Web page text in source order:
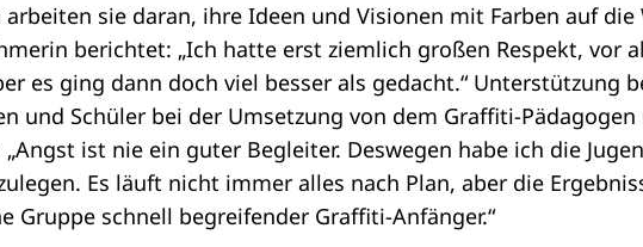
sie daran, ihre Ideen und Visionen mit Farben auf die
berichtet: „Ich hatte erst ziemlich großen Respekt, vor
es ging dann doch viel besser als gedacht.“ Unterstützung
und Schüler bei der Umsetzung von dem Graffiti-
ist nie ein guter Begleiter. Deswegen habe ich die
Es läuft nicht immer alles nach Plan, aber die
Gruppe schnell begreifender Graffiti-Anfänger.“